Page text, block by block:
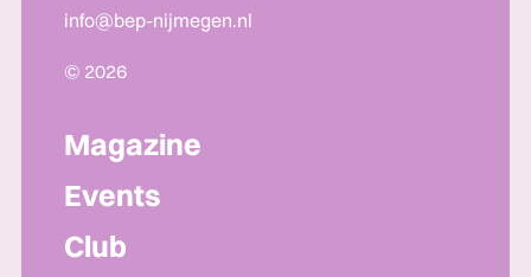
info@bep-nijmegen.nl
© 2026
Magazine
Events
Club